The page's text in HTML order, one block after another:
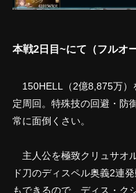
本戦2日目~にて（フルオ
150HELL（2億8,875万）
定周回。特殊技の回避・防
常に面倒くさい。
主人公を極致クリュサオ
ド刀のディスペル奥義2連
もできるので、ディス・ク